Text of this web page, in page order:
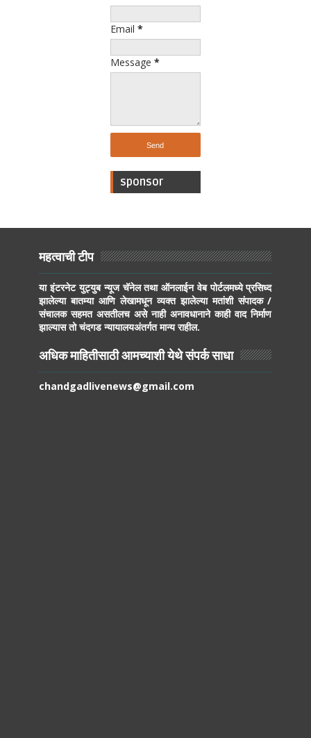
Email *
Message *
sponsor
महत्वाची टीप
या इंटरनेट युट्युब न्यूज चॅनेल तथा ऑनलाईन वेब पोर्टलमध्ये प्रसिध्द
झालेल्या बातम्या आणि लेखामधून व्यक्त झालेल्या मतांशी संपादक /
संचालक सहमत असतीलच असे नाही अनावधानाने काही वाद निर्माण
झाल्यास तो चंदगड न्यायालयअंतर्गत मान्य राहील.
अधिक माहितीसाठी आमच्याशी येथे संपर्क साधा
chandgadlivenews@gmail.com